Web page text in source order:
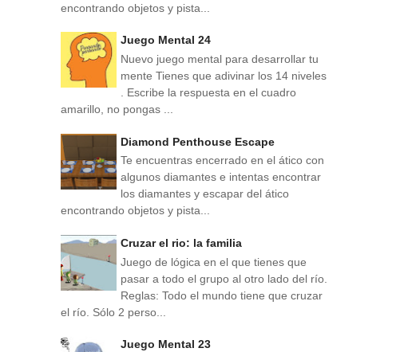
encontrando objetos y pista...
Juego Mental 24
Nuevo juego mental para desarrollar tu
mente Tienes que adivinar los 14 niveles
. Escribe la respuesta en el cuadro
amarillo, no pongas ...
Diamond Penthouse Escape
Te encuentras encerrado en el ático con
algunos diamantes e intentas encontrar
los diamantes y escapar del ático
encontrando objetos y pista...
Cruzar el rio: la familia
Juego de lógica en el que tienes que
pasar a todo el grupo al otro lado del río.
Reglas: Todo el mundo tiene que cruzar
el río. Sólo 2 perso...
Juego Mental 23